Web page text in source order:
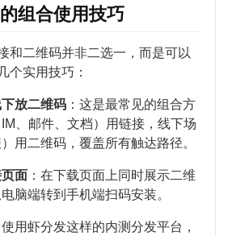
组合使用技巧
和二维码并非二选一，而是可以
个实用技巧：
放二维码：这是最常见的组合方
、邮件、文档）用链接，线下场
用二维码，覆盖所有触达路径。
面 ：在下载页面上同时展示二维
脑端转到手机端扫码安装。
使用虾分发这样的内测分发平台，